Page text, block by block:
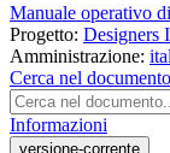
Manuale operativo
Progetto: Designers
Amministrazione:
Cerca nel documento
Informazioni
versione-corrente